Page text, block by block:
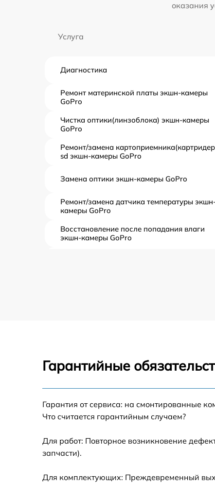
оказания
Услуга
Диагностика
Ремонт материнской платы экшн-камеры
GoPro
Чистка оптики(линзоблока) экшн-камеры
GoPro
Ремонт/замена
sd экшн-камеры GoPro
Замена оптики экшн-камеры GoPro
Ремонт/замена датчика температуры
камеры GoPro
Восстановление после попадания влаги
экшн-камеры GoPro
Замена материнской платы экшн-камеры
GoPro
камеры GoPro
Гарантийные
Гарантия от сервиса: на смонтированные
Что считается гарантийным случаем?
Для работ: Повторное возникновение
запчасти).
Для комплектующих: Преждевременный